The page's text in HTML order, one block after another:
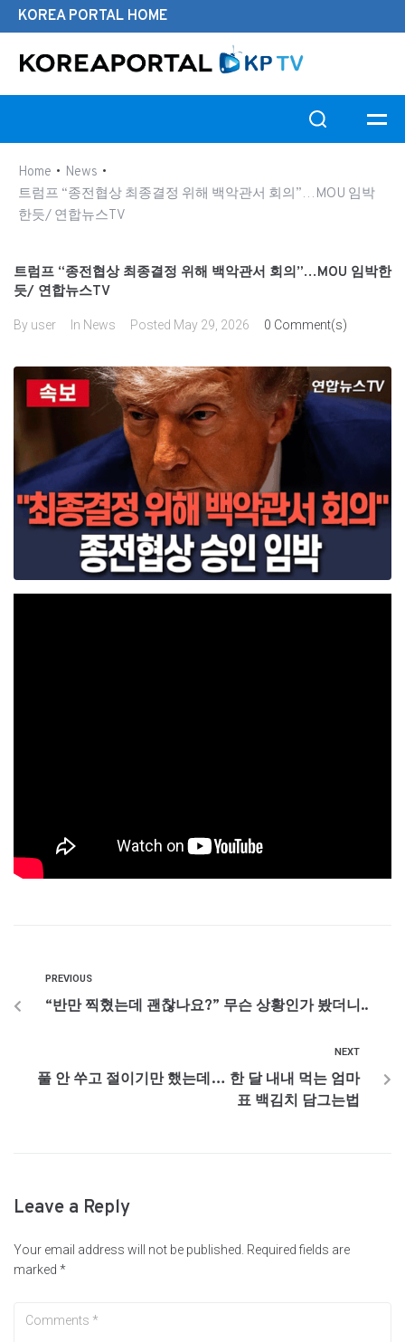
KOREA PORTAL HOME
Home • News •
트럼프 “종전협상 최종결정 위해 백악관서 회의”…MOU 임박
한듯/ 연합뉴스TV
트럼프 “종전협상 최종결정 위해 백악관서 회의”…MOU 임박한
듯/ 연합뉴스TV
By user In News Posted May 29, 2026 0 Comment(s)
PREVIOUS
“반만 찍혔는데 괜찮나요?” 무슨 상황인가 봤더니..
NEXT
풀 안 쑤고 절이기만 했는데… 한 달 내내 먹는 엄마
표 백김치 담그는법
Leave a Reply
Your email address will not be published. Required fields are
marked *